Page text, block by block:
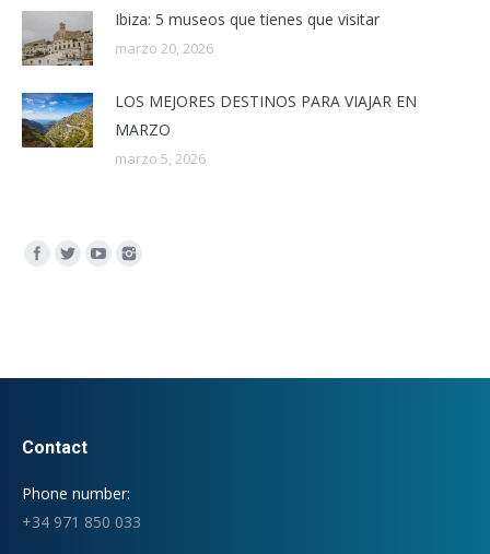
Ibiza: 5 museos que tienes que visitar
marzo 20, 2026
LOS MEJORES DESTINOS PARA VIAJAR EN
MARZO
marzo 5, 2026
Encuéntranos en:
Contact
Phone number:
+34 971 850 033